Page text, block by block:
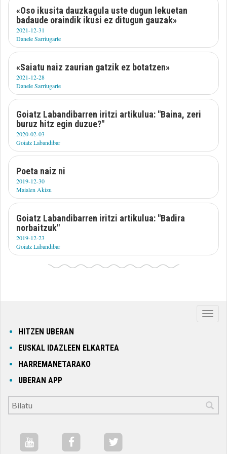
«Oso ikusita dauzkagula uste dugun lekuetan
badaude oraindik ikusi ez ditugun gauzak»
2021-12-31
Danele Sarriugarte
«Saiatu naiz zaurian gatzik ez botatzen»
2021-12-28
Danele Sarriugarte
Goiatz Labandibarren iritzi artikulua: "Baina, zeri
buruz hitz egin duzue?"
2020-02-03
Goiatz Labandibar
Poeta naiz ni
2019-12-30
Maialen Akizu
Goiatz Labandibarren iritzi artikulua: "Badira
norbaitzuk"
2019-12-23
Goiatz Labandibar
HITZEN UBERAN
EUSKAL IDAZLEEN ELKARTEA
HARREMANETARAKO
UBERAN APP